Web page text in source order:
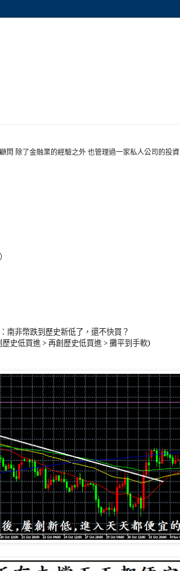
問 除了金融業的經驗之外 也管理過一家私人公司的投資
南非幣跌到歷史新低了，還不快買？
歷史低買進>再創歷史低買進>攤平到手軟)